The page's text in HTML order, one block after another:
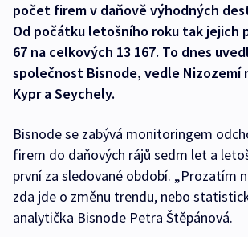
počet firem v daňově výhodných
Od počátku letošního roku tak jejich
67 na celkových 13 167. To dnes
společnost Bisnode, vedle Nizozemí
Kypr a Seychely.
Bisnode se zabývá monitoringem
firem do daňových rájů sedm let a
první za sledované období. „Prozatím
zda jde o změnu trendu, nebo
analytička Bisnode Petra Štěpánová.